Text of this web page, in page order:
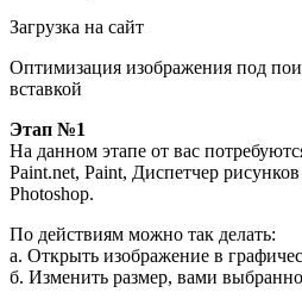
Загрузка на сайт
Оптимизация изображения под
вставкой
Этап №1
На данном этапе от вас
Paint.net, Paint, Диспетчер
Photoshop.
По действиям можно так делать:
а. Открыть изображение в
б. Изменить размер, вами